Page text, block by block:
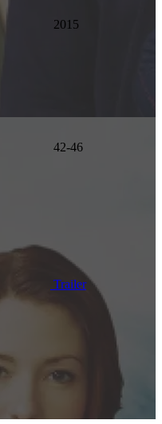
2015
42-46
Trailer